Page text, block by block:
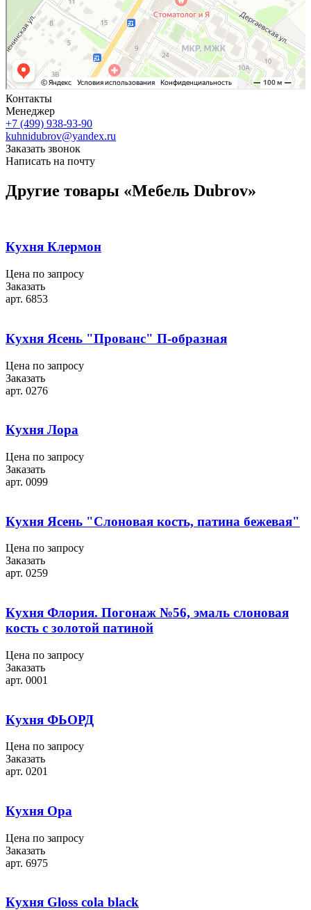
Контакты
Менеджер
+7 (499) 938-93-90
kuhnidubrov@yandex.ru
Заказать звонок
Написать на почту
Другие товары «Мебель Dubrov»
Кухня Клермон
Цена по запросу
Заказать
арт. 6853
Кухня Ясень "Прованс" П-образная
Цена по запросу
Заказать
арт. 0276
Кухня Лора
Цена по запросу
Заказать
арт. 0099
Кухня Ясень "Слоновая кость, патина бежевая"
Цена по запросу
Заказать
арт. 0259
Кухня Флория. Погонаж №56, эмаль слоновая
кость с золотой патиной
Цена по запросу
Заказать
арт. 0001
Кухня ФЬОРД
Цена по запросу
Заказать
арт. 0201
Кухня Ора
Цена по запросу
Заказать
арт. 6975
Кухня Gloss cola black